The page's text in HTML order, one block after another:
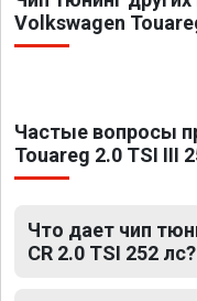
Volkswagen
Частые вопросы
Touareg 2.0 TSI III
Что дает чип
CR 2.0 TSI 252 лс?